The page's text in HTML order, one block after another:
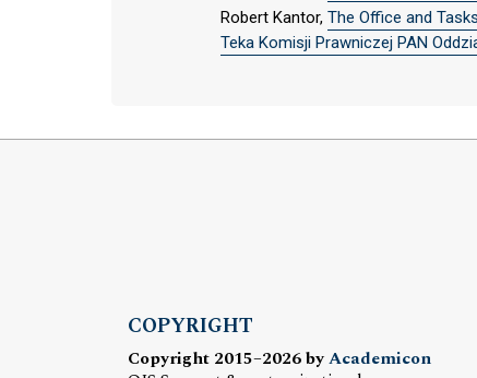
Robert Kantor, The Office and
Teka Komisji Prawniczej PAN
COPYRIGHT
Copyright 2015–2026 byAcademicon